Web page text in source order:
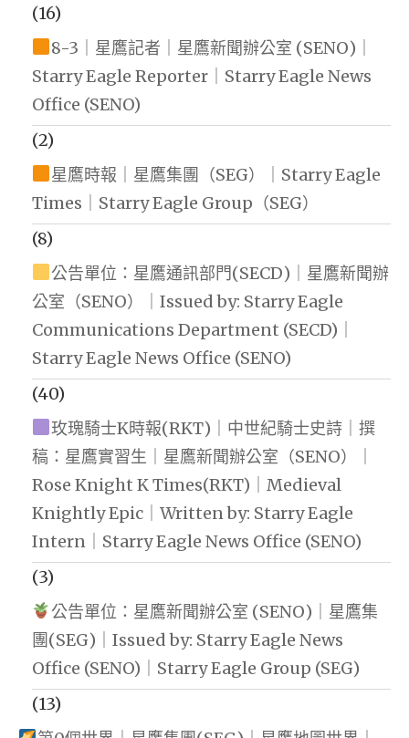
(16)
8-3｜星鷹記者｜星鷹新聞辦公室 (SENO)｜
Starry Eagle Reporter｜Starry Eagle News
Office (SENO)
(2)
星鷹時報｜星鷹集團（SEG）｜Starry Eagle
Times｜Starry Eagle Group（SEG）
(8)
公告單位：星鷹通訊部門(SECD)｜星鷹新聞辦
公室（SENO）｜Issued by: Starry Eagle
Communications Department (SECD)｜
Starry Eagle News Office (SENO)
(40)
玫瑰騎士K時報(RKT)｜中世紀騎士史詩｜撰
稿：星鷹實習生｜星鷹新聞辦公室（SENO）｜
Rose Knight K Times(RKT)｜Medieval
Knightly Epic｜Written by: Starry Eagle
Intern｜Starry Eagle News Office (SENO)
(3)
公告單位：星鷹新聞辦公室 (SENO)｜星鷹集
團(SEG)｜Issued by: Starry Eagle News
Office (SENO)｜Starry Eagle Group (SEG)
(13)